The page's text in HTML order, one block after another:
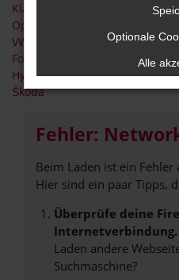
Kia
Opel
VW
Ford
Hyundai
Škoda
Fehler:
Beim Laden ist ein Fehler
Hier sind ein paar Tipps,
Überprüfe deine
Internetverbindung.
Laden andere
Suchmaschine?
Optionale
Alle